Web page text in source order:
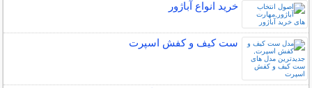
خرید انواع آباژور
ست کیف و کفش اسپرت